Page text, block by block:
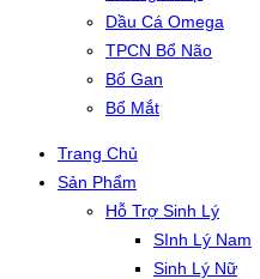
Dầu Cá Omega
TPCN Bổ Não
Bổ Gan
Bổ Mắt
Trang Chủ
Sản Phẩm
Hỗ Trợ Sinh Lý
SInh Lý Nam
Sinh Lý Nữ